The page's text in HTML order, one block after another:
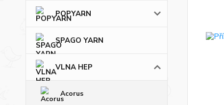
POPYARN
SPAGO YARN
VLNA HEP
Acorus